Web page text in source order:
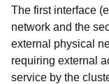
The first interface
network and the
external physical
requiring external
service by the